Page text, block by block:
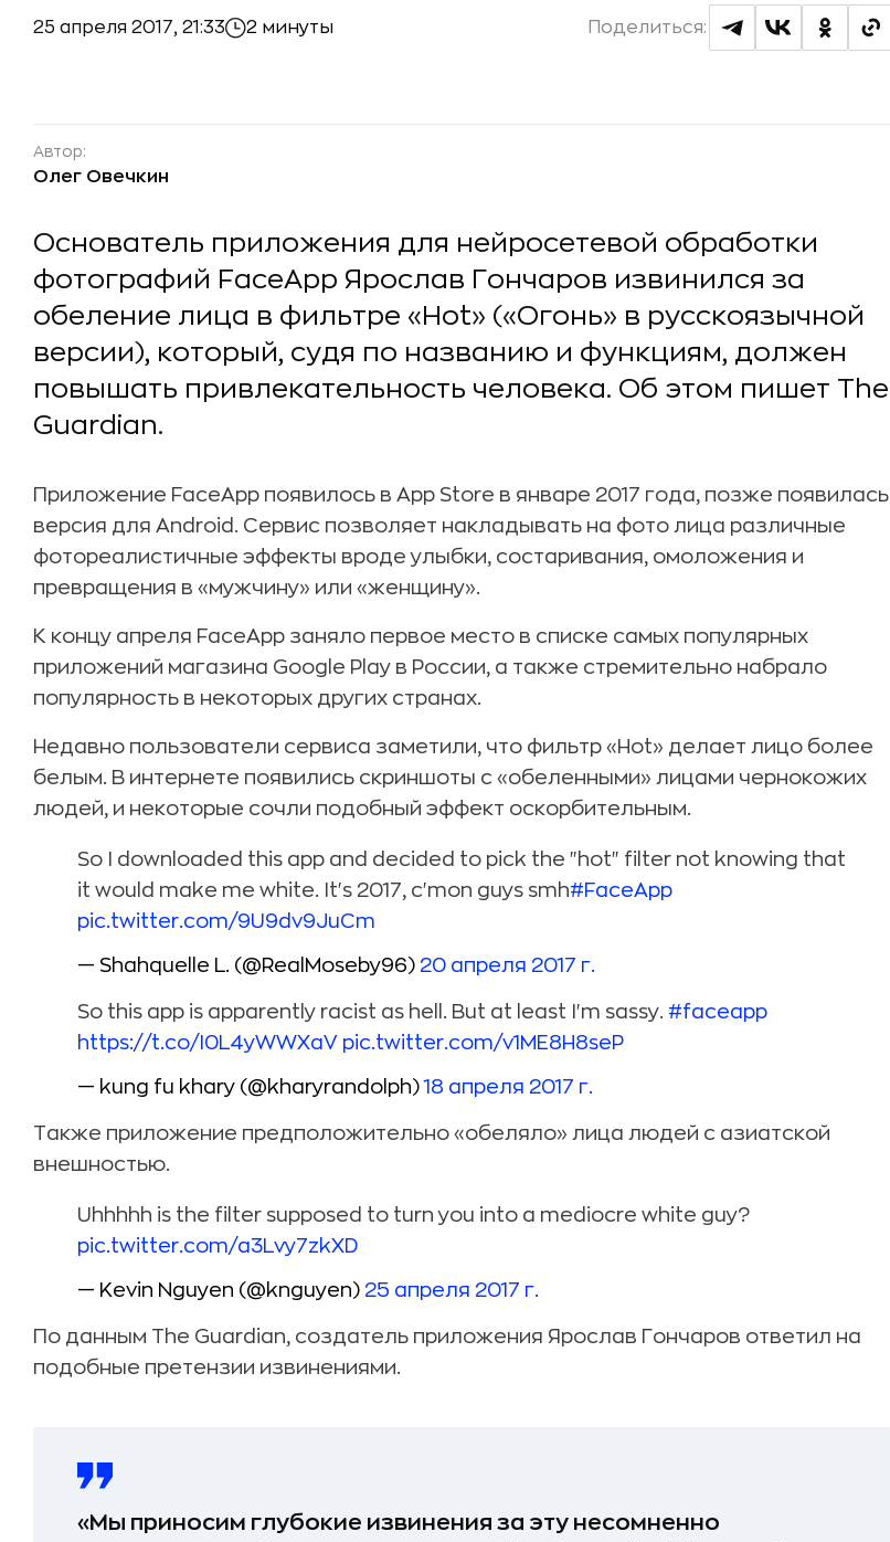
25 апреля 2017, 21:33 2 минуты Поделиться:
Автор:
Олег Овечкин
Основатель приложения для нейросетевой обработки
фотографий FaceApp Ярослав Гончаров извинился за
обеление лица в фильтре «Hot» («Огонь» в русскоязычной
версии), который, судя по названию и функциям, должен
повышать привлекательность человека. Об этом пишет The
Guardian.
Приложение FaceApp появилось в App Store в январе 2017 года, позже появилась
версия для Android. Сервис позволяет накладывать на фото лица различные
фотореалистичные эффекты вроде улыбки, состаривания, омоложения и
превращения в «мужчину» или «женщину».
К концу апреля FaceApp заняло первое место в списке самых популярных
приложений магазина Google Play в России, а также стремительно набрало
популярность в некоторых других странах.
Недавно пользователи сервиса заметили, что фильтр «Hot» делает лицо более
белым. В интернете появились скриншоты с «обеленными» лицами чернокожих
людей, и некоторые сочли подобный эффект оскорбительным.
So I downloaded this app and decided to pick the "hot" filter not knowing that
it would make me white. It's 2017, c'mon guys smh#FaceApp
pic.twitter.com/9U9dv9JuCm
— Shahquelle L. (@RealMoseby96) 20 апреля 2017 г.
So this app is apparently racist as hell. But at least I'm sassy. #faceapp
https://t.co/I0L4yWWXaV pic.twitter.com/v1ME8H8seP
— kung fu khary (@kharyrandolph)18 апреля 2017 г.
Также приложение предположительно «обеляло» лица людей с азиатской
внешностью.
Uhhhhh is the filter supposed to turn you into a mediocre white guy?
pic.twitter.com/a3Lvy7zkXD
— Kevin Nguyen (@knguyen) 25 апреля 2017 г.
По данным The Guardian, создатель приложения Ярослав Гончаров ответил на
подобные претензии извинениями.
«Мы приносим глубокие извинения за эту несомненно